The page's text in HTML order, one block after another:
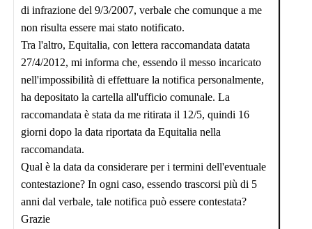
di infrazione del 9/3/2007, verbale che comunque a me
non risulta essere mai stato notificato.
Tra l'altro, Equitalia, con lettera raccomandata datata
27/4/2012, mi informa che, essendo il messo incaricato
nell'impossibilità di effettuare la notifica personalmente,
ha depositato la cartella all'ufficio comunale. La
raccomandata è stata da me ritirata il 12/5, quindi 16
giorni dopo la data riportata da Equitalia nella
raccomandata.
Qual è la data da considerare per i termini dell'eventuale
contestazione? In ogni caso, essendo trascorsi più di 5
anni dal verbale, tale notifica può essere contestata?
Grazie